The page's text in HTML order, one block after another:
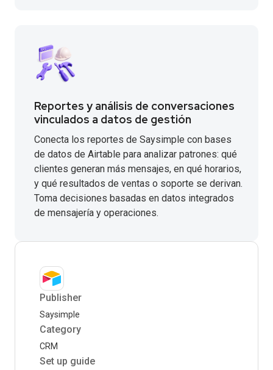
Reportes y análisis de conversaciones
vinculados a datos de gestión
Conecta los reportes de Saysimple con bases
de datos de Airtable para analizar patrones: qué
clientes generan más mensajes, en qué horarios,
y qué resultados de ventas o soporte se derivan.
Toma decisiones basadas en datos integrados
de mensajería y operaciones.
Publisher
Saysimple
Category
CRM
Set up guide